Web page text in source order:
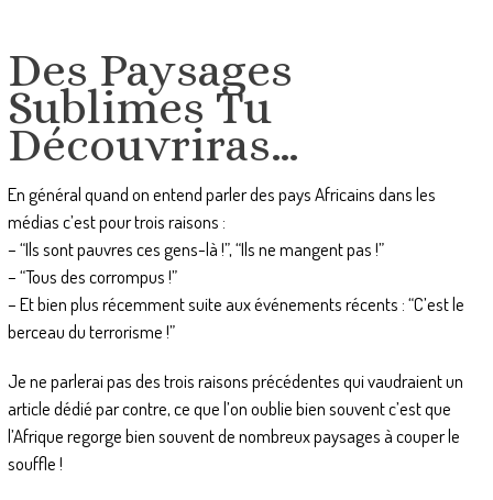
Des Paysages
Sublimes Tu
Découvriras…
En général quand on entend parler des pays Africains dans les
médias c’est pour trois raisons :
– “Ils sont pauvres ces gens-là !”, “Ils ne mangent pas !”
– “Tous des corrompus !”
– Et bien plus récemment suite aux événements récents : “C’est le
berceau du terrorisme !”
Je ne parlerai pas des trois raisons précédentes qui vaudraient un
article dédié par contre, ce que l’on oublie bien souvent c’est que
l’Afrique regorge bien souvent de nombreux paysages à couper le
souffle !